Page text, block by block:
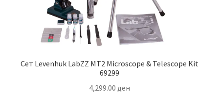
Сет Levenhuk LabZZ MT2 Microscope & Telescope Kit
69299
4,299.00 ден